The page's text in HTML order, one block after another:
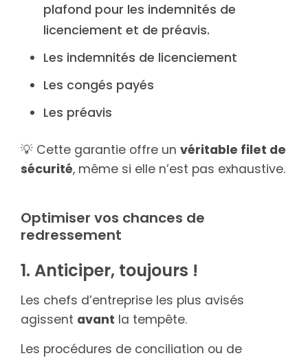
plafond pour les indemnités de
licenciement et de préavis.
Les indemnités de licenciement
Les congés payés
Les préavis
💡 Cette garantie offre un véritable filet de
sécurité, même si elle n’est pas exhaustive.
Optimiser vos chances de
redressement
1. Anticiper, toujours !
Les chefs d’entreprise les plus avisés
agissent avant la tempête.
Les procédures de conciliation ou de